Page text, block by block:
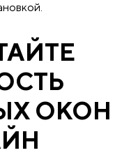
ОКОН